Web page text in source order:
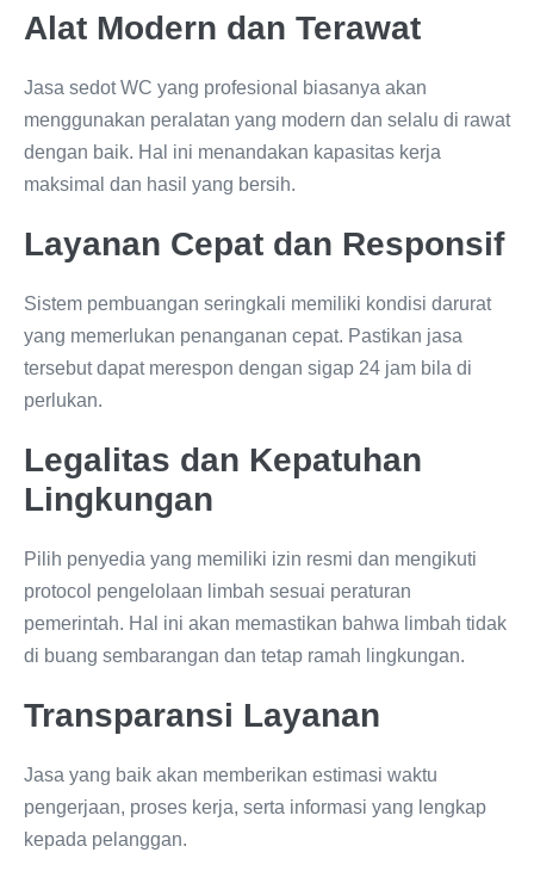
Alat Modern dan Terawat
Jasa sedot WC yang profesional biasanya akan
menggunakan peralatan yang modern dan selalu di rawat
dengan baik. Hal ini menandakan kapasitas kerja
maksimal dan hasil yang bersih.
Layanan Cepat dan Responsif
Sistem pembuangan seringkali memiliki kondisi darurat
yang memerlukan penanganan cepat. Pastikan jasa
tersebut dapat merespon dengan sigap 24 jam bila di
perlukan.
Legalitas dan Kepatuhan
Lingkungan
Pilih penyedia yang memiliki izin resmi dan mengikuti
protocol pengelolaan limbah sesuai peraturan
pemerintah. Hal ini akan memastikan bahwa limbah tidak
di buang sembarangan dan tetap ramah lingkungan.
Transparansi Layanan
Jasa yang baik akan memberikan estimasi waktu
pengerjaan, proses kerja, serta informasi yang lengkap
kepada pelanggan.